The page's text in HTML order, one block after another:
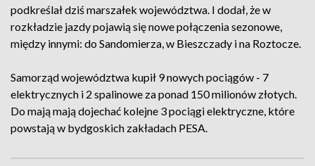
podkreślał dziś marszałek województwa. I dodał, że w
rozkładzie jazdy pojawią się nowe połączenia sezonowe,
między innymi: do Sandomierza, w Bieszczady i na Roztocze.
Samorząd województwa kupił 9 nowych pociągów - 7
elektrycznych i 2 spalinowe za ponad 150 milionów złotych.
Do mają mają dojechać kolejne 3 pociągi elektryczne, które
powstają w bydgoskich zakładach PESA.